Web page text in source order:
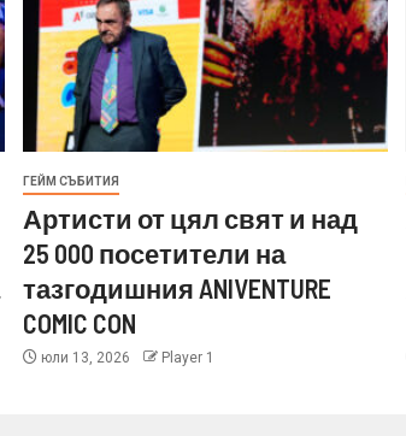
ГЕЙМ СЪБИТИЯ
Артисти от цял свят и над
25 000 посетители на
тазгодишния ANIVENTURE
COMIC CON
юли 13, 2026 Player 1